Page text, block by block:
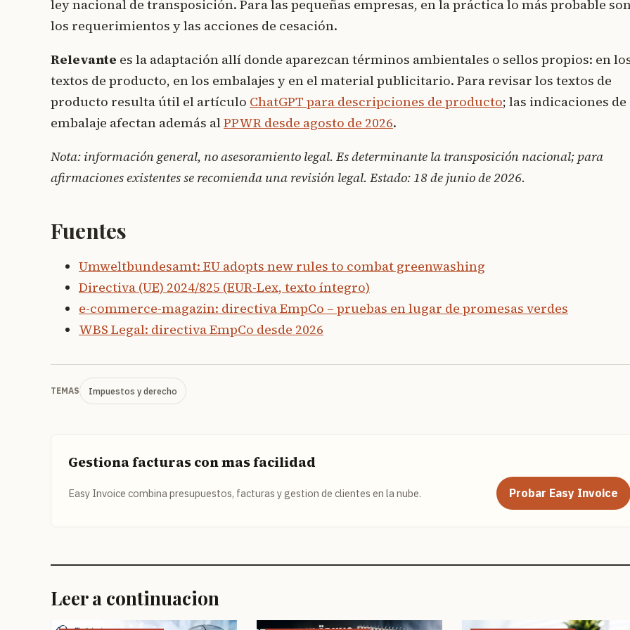
ley nacional de transposición. Para las pequeñas empresas, en la práctica lo más probable
los requerimientos y las acciones de cesación.
Relevante es la adaptación allí donde aparezcan términos ambientales o sellos propios: en
textos de producto, en los embalajes y en el material publicitario. Para revisar los textos de
producto resulta útil el artículo ChatGPT para descripciones de producto; las indicaciones de
embalaje afectan además alPPWR desde agosto de 2026.
Nota: información general, no asesoramiento legal. Es determinante la transposición nacional; para
afirmaciones existentes se recomienda una revisión legal. Estado: 18 de junio de 2026.
Fuentes
Umweltbundesamt: EU adopts new rules to combat greenwashing
Directiva (UE) 2024/825 (EUR-Lex, texto íntegro)
e-commerce-magazin: directiva EmpCo – pruebas en lugar de promesas verdes
WBS Legal: directiva EmpCo desde 2026
TEMAS Impuestos y derecho
Gestiona facturas con mas facilidad
Easy Invoice combina presupuestos, facturas y gestion de clientes en la nube. Probar Easy Invoice
Leer a continuacion